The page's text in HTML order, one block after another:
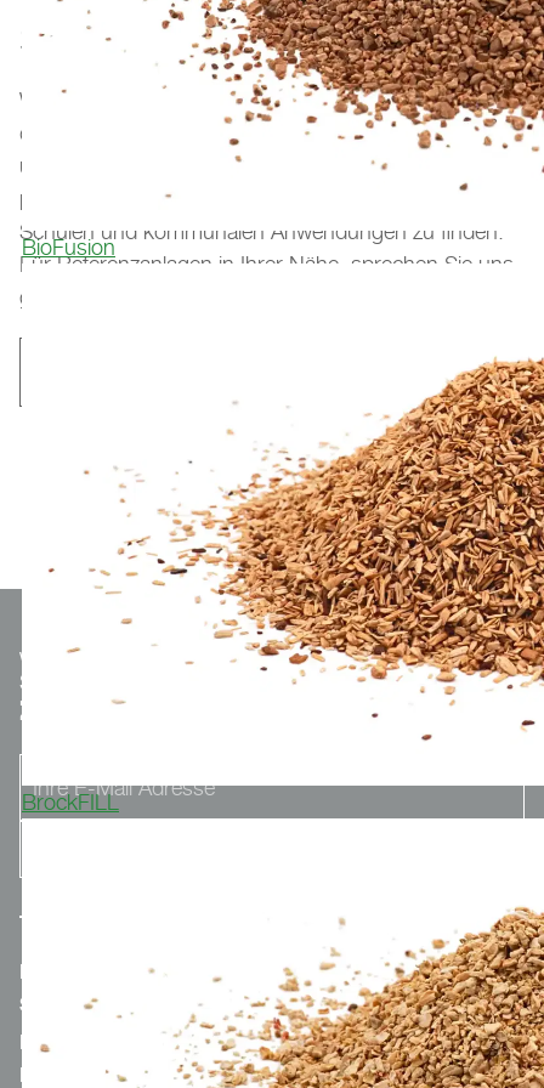
BioFusion
BrockFILL
SPRECHEN SIE UNS AN
Wir bei Polytan sind sehr stolz auf jedes Projekt, an
dem wir beteiligt sind. Unsere Kunstrasensysteme
und Laufbahnbeläge sind weltweit in Stadien,
professionellen Trainingsanlagen, Sportvereinen,
Schulen und kommunalen Anwendungen zu finden.
Für Referenzanlagen in Ihrer Nähe, sprechen Sie uns
gerne an.
We make
Sport.
Optionaler Teaser-Text.
ZUM NEWSLETTER ANMELDEN
MERCH.POLYTAN.DE
SPORTGROUP-HOLDING
KONTAKT
IMPRESSUM